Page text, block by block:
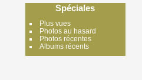
Spéciales
Plus vues
Photos au hasard
Photos récentes
Albums récents